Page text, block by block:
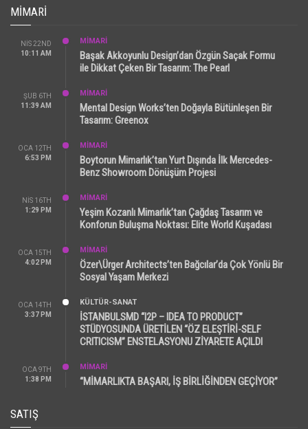
MIMARI
NIS 22ND
10:11 AM
MİMARİ
Başak Akkoyunlu Design’dan Özgün Saçak Formu
ile Dikkat Çeken Bir Tasarım: The Pearl
ŞUB 6TH
11:39 AM
MİMARİ
Mental Design Works’ten Doğayla Bütünleşen Bir
Tasarım: Greenox
OCA 12TH
6:53 PM
MİMARİ
Boytorun Mimarlık’tan Yurt Dışında İlk Mercedes-
Benz Showroom Dönüşüm Projesi
NIS 16TH
1:29 PM
MİMARİ
Yeşim Kozanlı Mimarlık’tan Çağdaş Tasarım ve
Konforun Buluşma Noktası: Elite World Kuşadası
OCA 15TH
4:02 PM
MİMARİ
Özer\Ürger Architects’ten Bağcılar’da Çok Yönlü Bir
Sosyal Yaşam Merkezi
OCA 14TH
3:37 PM
KÜLTÜR-SANAT
İSTANBULSMD “I2P – IDEA TO PRODUCT”
STÜDYOSUNDA ÜRETİLEN “ÖZ ELEŞTİRİ-SELF
CRITICISM” ENSTELASYONU ZİYARETE AÇILDI
OCA 9TH
1:38 PM
MİMARİ
“MİMARLIKTA BAŞARI, İŞ BİRLİĞİNDEN GEÇİYOR”
SATIŞ